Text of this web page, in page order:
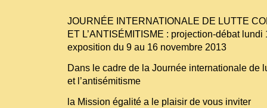
JOURNÉE INTERNATIONALE DE LUTTE
ET L’ANTISÉMITISME : projection-débat lundi
exposition du 9 au 16 novembre 2013
Dans le cadre de la Journée internationale de
et l’antisémitisme
la Mission égalité a le plaisir de vous inviter